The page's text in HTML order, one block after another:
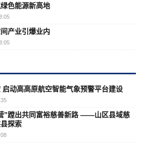
色能源新高地
产业引爆业内
动高高原航空智能气象预警平台建设
”蹚出共同富裕慈善新路 ——山区县域慈
探索